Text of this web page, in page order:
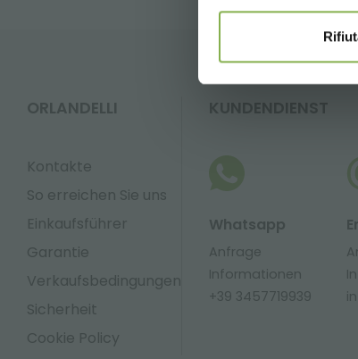
ORLANDELLI
Kontakte
So erreichen Sie uns
Einkaufsführer
Garantie
Verkaufsbedingungen
Sicherheit
Cookie Policy
KUNDENDIENST
Whatsapp
Anfrage
Informationen
+39 3457719939
Versand.